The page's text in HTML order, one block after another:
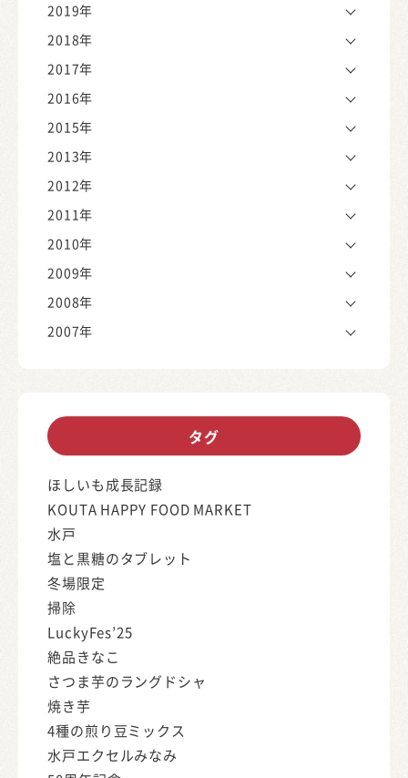
2019年
2018年
2017年
2016年
2015年
2013年
2012年
2011年
2010年
2009年
2008年
2007年
タグ
ほしいも成長記録
KOUTA HAPPY FOOD MARKET
水戸
塩と黒糖のタブレット
冬場限定
掃除
LuckyFes’25
絶品きなこ
さつま芋のラングドシャ
焼き芋
4種の煎り豆ミックス
水戸エクセルみなみ